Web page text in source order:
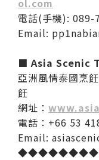
ol.com
電話(手機): 089-
Email:
■ Asia Scenic
亞洲風情泰國烹
飪
網址：
電話：+66 53
Email: